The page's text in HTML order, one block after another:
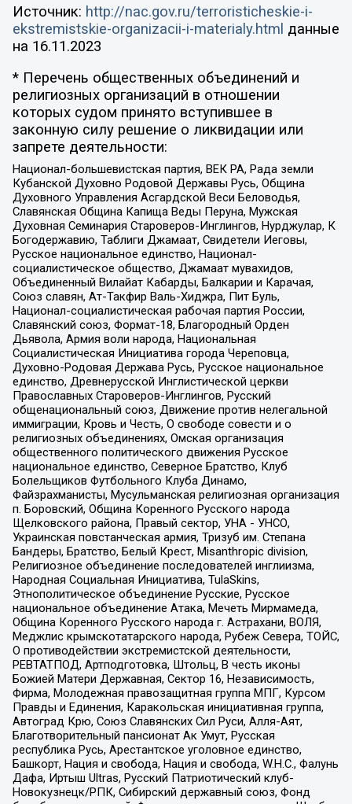
Источник: http://nac.gov.ru/terroristicheskie-i-
ekstremistskie-organizacii-i-materialy.html данные
на 16.11.2023
* Перечень общественных объединений и
религиозных организаций в отношении
которых судом принято вступившее в
законную силу решение о ликвидации или
запрете деятельности:
Национал-большевистская партия, ВЕК РА, Рада земли
Кубанской Духовно Родовой Державы Русь, Община
Духовного Управления Асгардской Веси Беловодья,
Славянская Община Капища Веды Перуна, Мужская
Духовная Семинария Староверов-Инглингов, Нурджулар, К
Богодержавию, Таблиги Джамаат, Свидетели Иеговы,
Русское национальное единство, Национал-
социалистическое общество, Джамаат мувахидов,
Объединенный Вилайат Кабарды, Балкарии и Карачая,
Союз славян, Ат-Такфир Валь-Хиджра, Пит Буль,
Национал-социалистическая рабочая партия России,
Славянский союз, Формат-18, Благородный Орден
Дьявола, Армия воли народа, Национальная
Социалистическая Инициатива города Череповца,
Духовно-Родовая Держава Русь, Русское национальное
единство, Древнерусской Инглистической церкви
Православных Староверов-Инглингов, Русский
общенациональный союз, Движение против нелегальной
иммиграции, Кровь и Честь, О свободе совести и о
религиозных объединениях, Омская организация
общественного политического движения Русское
национальное единство, Северное Братство, Клуб
Болельщиков Футбольного Клуба Динамо,
Файзрахманисты, Мусульманская религиозная организация
п. Боровский, Община Коренного Русского народа
Щелковского района, Правый сектор, УНА - УНСО,
Украинская повстанческая армия, Тризуб им. Степана
Бандеры, Братство, Белый Крест, Misanthropic division,
Религиозное объединение последователей инглиизма,
Народная Социальная Инициатива, TulaSkins,
Этнополитическое объединение Русские, Русское
национальное объединение Атака, Мечеть Мирмамеда,
Община Коренного Русского народа г. Астрахани, ВОЛЯ,
Меджлис крымскотатарского народа, Рубеж Севера, ТОЙС,
О противодействии экстремистской деятельности,
РЕВТАТПОД, Артподготовка, Штольц, В честь иконы
Божией Матери Державная, Сектор 16, Независимость,
Фирма, Молодежная правозащитная группа МПГ, Курсом
Правды и Единения, Каракольская инициативная группа,
Автоград Крю, Союз Славянских Сил Руси, Алля-Аят,
Благотворительный пансионат Ак Умут, Русская
республика Русь, Арестантское уголовное единство,
Башкорт, Нация и свобода, Нация и свобода, W.H.С., Фалунь
Дафа, Иртыш Ultras, Русский Патриотический клуб-
Новокузнецк/РПК, Сибирский державный союз, Фонд